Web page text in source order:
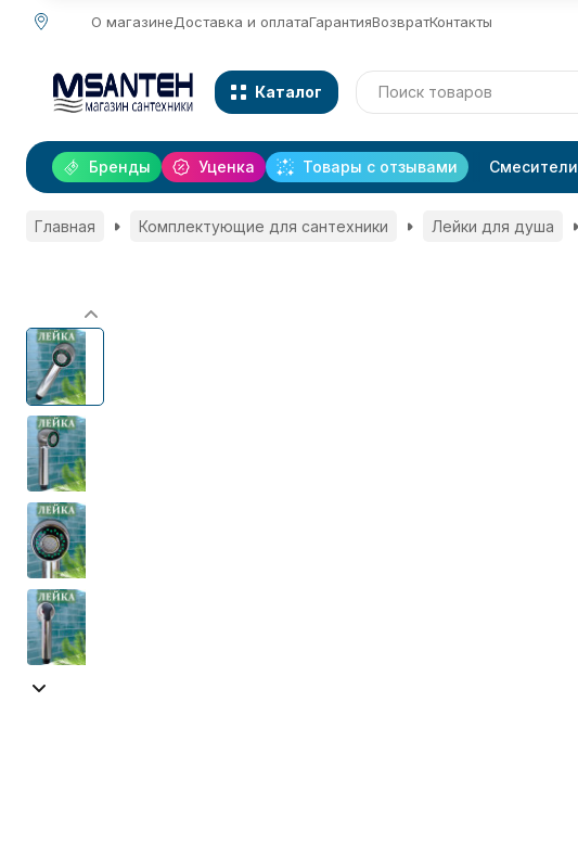
О магазинеДоставка и оплатаГарантияВозвратКонтакты
Каталог
Уценка Товары с отзывами
Бренды Смесители
Главная Комплектующие для сантехники Лейки для душа